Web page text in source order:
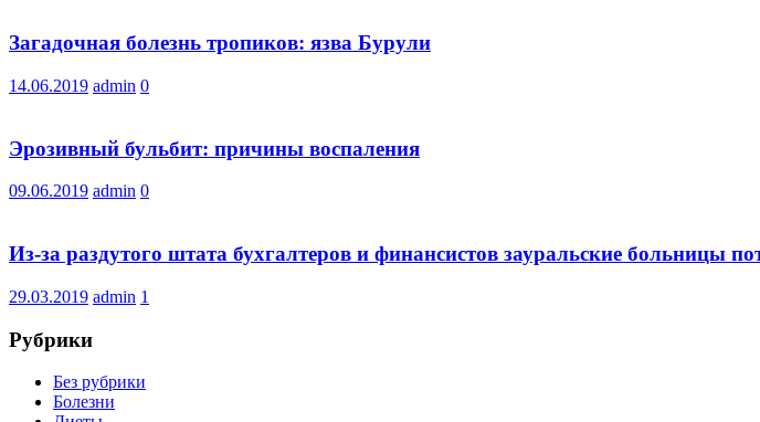
Загадочная болезнь тропиков: язва Бурули
14.06.2019 admin 0
Эрозивный бульбит: причины воспаления
09.06.2019 admin 0
Из-за раздутого штата бухгалтеров и финансистов зауральские больницы
29.03.2019 admin 1
Рубрики
Без рубрики
Болезни